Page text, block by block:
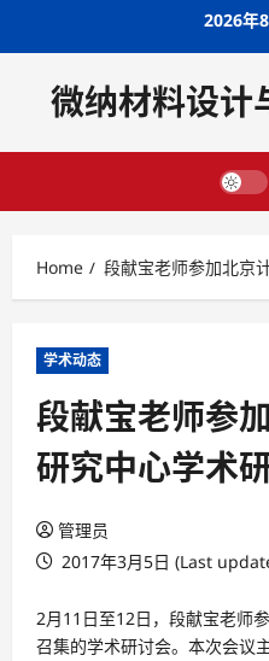
2026年
微纳材料设计
Home 段献宝老师参加北京
学术动态
段献宝老师参
研究中心学术
管理员
2017年3月5日 (Last
2月11日至12日，段献宝老师
召集的学术研讨会。本次会议